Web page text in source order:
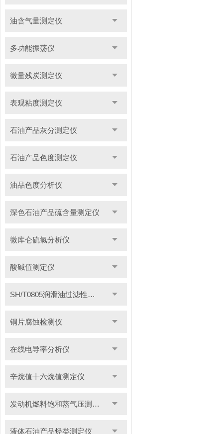
油含气量测定仪
多功能振荡仪
微量残炭测定仪
表观粘度测定仪
石油产品灰分测定仪
石油产品色度测定仪
油品色度分析仪
深色石油产品硫含量测定仪
微库仑硫氯分析仪
酸碱值测定仪
SH/T0805润滑油过滤性测定仪
铜片腐蚀检测仪
在线电导率分析仪
辛烷值十六烷值测定仪
发动机燃料饱和蒸气压测定仪
液体石油产品烃类测定仪